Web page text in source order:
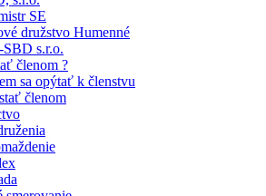
SE
družstvo Humenné
s.r.o.
členom ?
sa opýtať k členstvu
členom